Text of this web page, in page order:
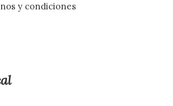
y condiciones